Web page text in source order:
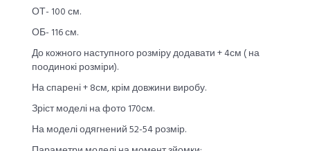
ОТ- 100 см.
ОБ- 116 см.
До кожного наступного розміру додавати + 4см ( на
поодинокі розміри).
На спарені + 8см, крім довжини виробу.
Зріст моделі на фото 170см.
На моделі одягнений 52-54 розмір.